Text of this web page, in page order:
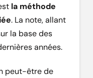
la méthode
. La note, allant
la base des
années.
peut-être de